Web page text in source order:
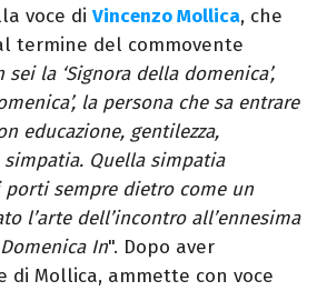
voce di Vincenzo Mollica, che
termine del commovente
sei la ‘Signora della domenica’,
la persona che sa entrare
educazione, gentilezza,
Quella simpatia
sempre dietro come un
l’arte dell’incontro all’ennesima
In". Dopo aver
di Mollica, ammette con voce